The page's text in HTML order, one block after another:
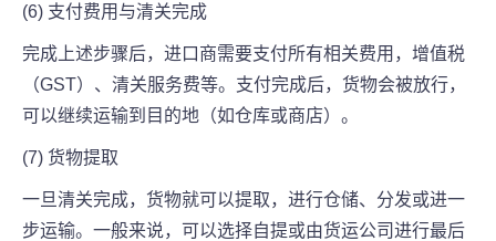
(6) 支付费用与清关完成
完成上述步骤后，进口商需要支付所有相关费用，增值税
（GST）、清关服务费等。支付完成后，货物会被放行，
可以继续运输到目的地（如仓库或商店）。
(7) 货物提取
一旦清关完成，货物就可以提取，进行仓储、分发或进一
步运输。一般来说，可以选择自提或由货运公司进行最后